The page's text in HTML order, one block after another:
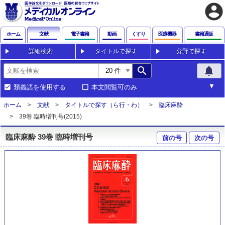
account_circle
ホーム 文献 電子書籍 動画 くすり 医療機器 書籍通販
詳細検索 タイトルで探す 分野で探す
search notifications
類義語を使用する 本文閲覧可のみ
ホーム 文献 タイトルで探す（ら行・わ）
臨床麻酔
39巻 臨時増刊号(2015)
臨床麻酔 39巻 臨時増刊号 前の号 次の号